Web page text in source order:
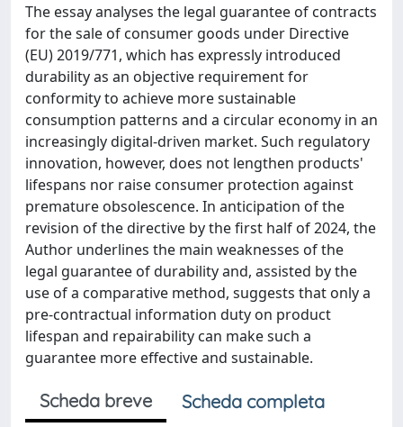
The essay analyses the legal guarantee of contracts
for the sale of consumer goods under Directive
(EU) 2019/771, which has expressly introduced
durability as an objective requirement for
conformity to achieve more sustainable
consumption patterns and a circular economy in an
increasingly digital-driven market. Such regulatory
innovation, however, does not lengthen products'
lifespans nor raise consumer protection against
premature obsolescence. In anticipation of the
revision of the directive by the first half of 2024, the
Author underlines the main weaknesses of the
legal guarantee of durability and, assisted by the
use of a comparative method, suggests that only a
pre-contractual information duty on product
lifespan and repairability can make such a
guarantee more effective and sustainable.
Scheda breve
Scheda completa